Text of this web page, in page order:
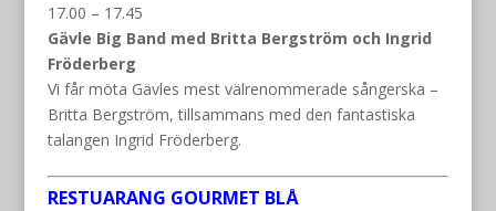
17.00 – 17.45
Gävle Big Band med Britta Bergström och Ingrid
Fröderberg
Vi får möta Gävles mest välrenommerade sångerska –
Britta Bergström, tillsammans med den fantastiska
talangen Ingrid Fröderberg.
RESTUARANG GOURMET BLÅ